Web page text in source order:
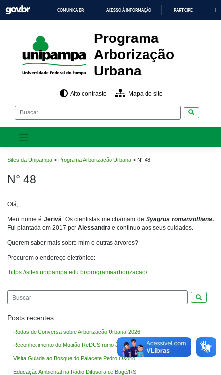
para
o
O
CONTEÚDO
COMUNICA BR ACESSO À INFORMAÇÃO PARTICIPE
Programa
Arborização
Urbana
Alto contraste Mapa do site
Sites da Unipampa > Programa Arborização Urbana > N° 48
N° 48
Olá,
Meu nome é Jerivá. Os cientistas me chamam de Syagrus romanzoffiana.
Fui plantada em 2017 por Alessandra e continuo aos seus cuidados.
Querem saber mais sobre mim e outras árvores?
Procurem o endereço eletrônico:
https://sites.unipampa.edu.br/programaarborizacao/
Posts recentes
Rodas de Conversa sobre Arborização Urbana-2026
Reconhecimento do Mutirão ReDUS rumo à COP30
Visita Guiada ao Bosque do Palacete Pedro Osório.
Educação Ambiental na Rádio Difusora de Bagé/RS